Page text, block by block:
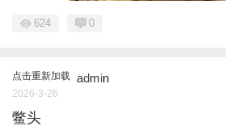
624 0
点击重新加载 admin
2026-3-26
鳖头